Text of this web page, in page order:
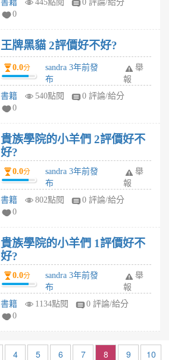
書籍
445點閱
0 評論/給分
0
王牌黑貓 2評價好不好?
0.0分
sandra 3年前發
布
舉
報
書籍
540點閱
0 評論/給分
0
貴族學院的小羊們 2評價好不
好?
0.0分
sandra 3年前發
布
舉
報
書籍
802點閱
0 評論/給分
0
貴族學院的小羊們 1評價好不
好?
0.0分
sandra 3年前發
布
舉
報
書籍
1134點閱
0 評論/給分
0
4 5 6 7 8 9
10